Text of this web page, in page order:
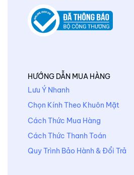
HƯỚNG DẪN MUA HÀNG
Lưu Ý Nhanh
Chọn Kính Theo Khuôn Mặt
Cách Thức Mua Hàng
Cách Thức Thanh Toán
Quy Trình Bảo Hành & Đổi Trả